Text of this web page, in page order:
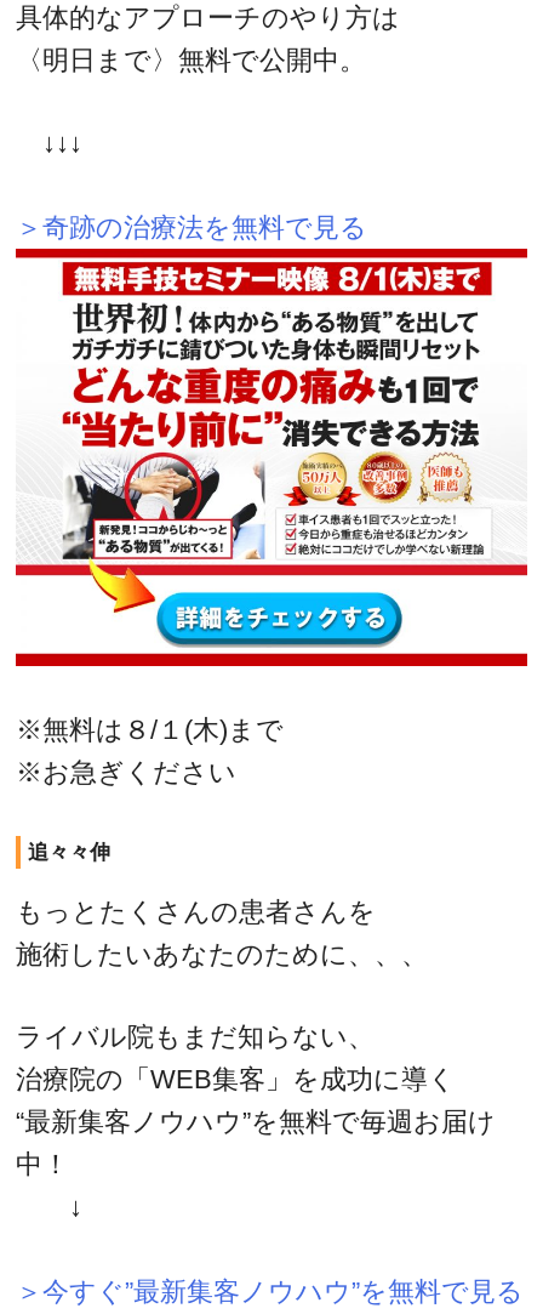
具体的なアプローチのやり方は
〈明日まで〉無料で公開中。
↓↓↓
＞奇跡の治療法を無料で見る
※無料は８/１(木)まで
※お急ぎください
追々々伸
もっとたくさんの患者さんを
施術したいあなたのために、、、
ライバル院もまだ知らない、
治療院の「WEB集客」を成功に導く
“最新集客ノウハウ”を無料で毎週お届け
中！
↓
＞今すぐ”最新集客ノウハウ”を無料で見る